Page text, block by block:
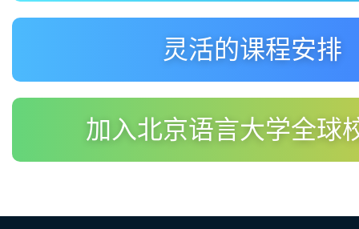
灵活的课程安排
加入北京语言大学全球